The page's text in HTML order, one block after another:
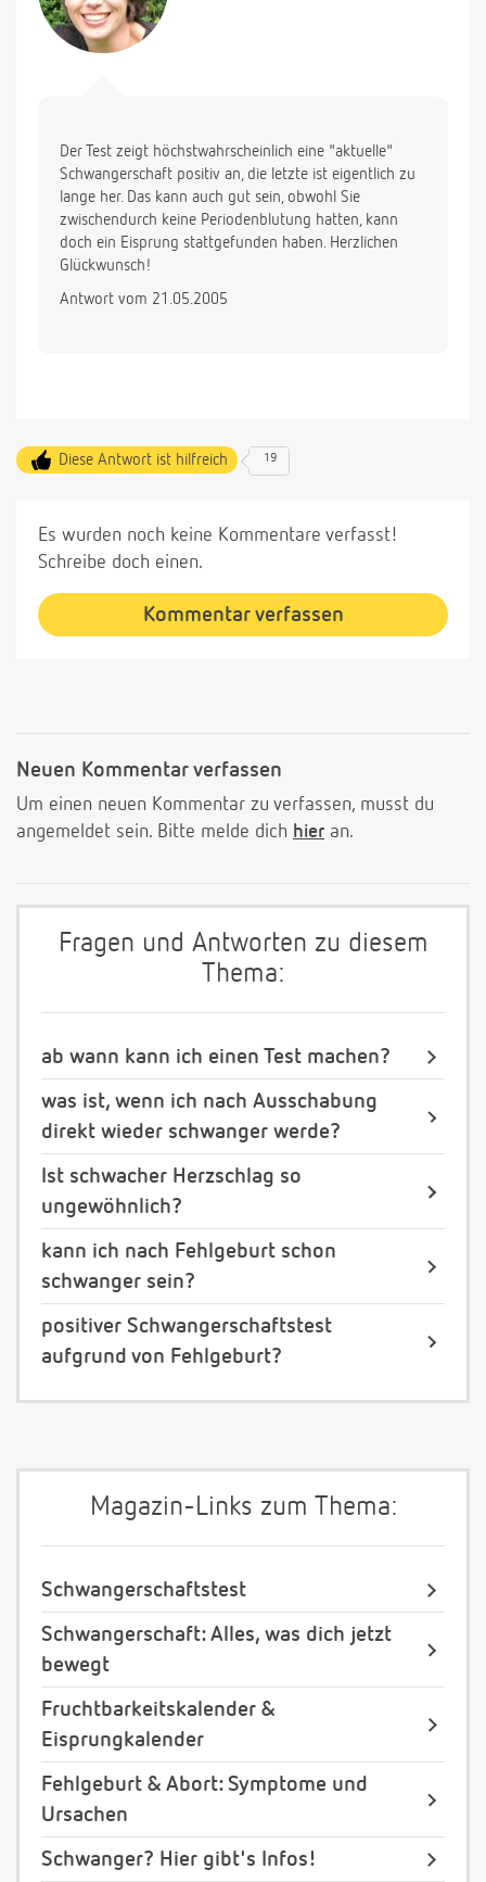
Der Test zeigt höchstwahrscheinlich eine "aktuelle"
Schwangerschaft positiv an, die letzte ist eigentlich zu
lange her. Das kann auch gut sein, obwohl Sie
zwischendurch keine Periodenblutung hatten, kann
doch ein Eisprung stattgefunden haben. Herzlichen
Glückwunsch!
Antwort vom 21.05.2005
Diese Antwort ist hilfreich 19
Es wurden noch keine Kommentare verfasst!
Schreibe doch einen.
Kommentar verfassen
Neuen Kommentar verfassen
Um einen neuen Kommentar zu verfassen, musst du
angemeldet sein. Bitte melde dich hier an.
Fragen und Antworten zu diesem
Thema:
ab wann kann ich einen Test machen?
was ist, wenn ich nach Ausschabung
direkt wieder schwanger werde?
Ist schwacher Herzschlag so
ungewöhnlich?
kann ich nach Fehlgeburt schon
schwanger sein?
positiver Schwangerschaftstest
aufgrund von Fehlgeburt?
Magazin-Links zum Thema:
Schwangerschaftstest
Schwangerschaft: Alles, was dich jetzt
bewegt
Fruchtbarkeitskalender &
Eisprungkalender
Fehlgeburt & Abort: Symptome und
Ursachen
Schwanger? Hier gibt's Infos!